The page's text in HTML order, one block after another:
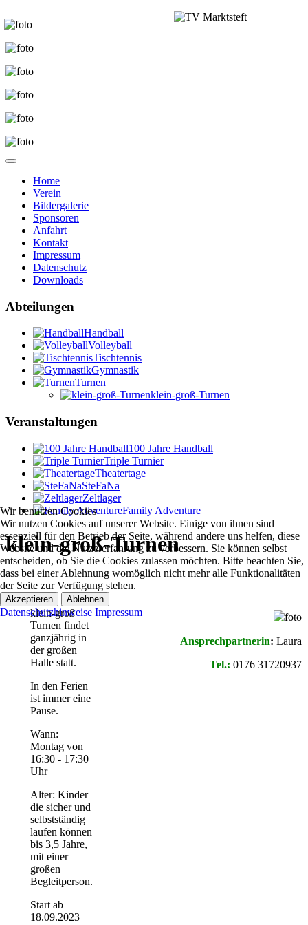
Home
Verein
Bildergalerie
Sponsoren
Anfahrt
Kontakt
Impressum
Datenschutz
Downloads
Abteilungen
Handball
Volleyball
Tischtennis
Gymnastik
Turnen
klein-groß-Turnen
Veranstaltungen
100 Jahre Handball
Triple Turnier
Theatertage
SteFaNa
Zeltlager
Family Adventure
klein-groß-Turnen
klein-groß
Turnen findet
ganzjährig in
der großen
Halle statt.
In den Ferien
ist immer eine
Pause.
Wann:
Montag von
16:30 - 17:30
Uhr
Alter: Kinder
die sicher und
selbstständig
laufen können
bis 3,5 Jahre,
mit einer
großen
Begleitperson.
Start ab
18.09.2023
Ansprechpartnerin: Laura
Tel.: 0176 31720937
Wir benutzen Cookies
Wir nutzen Cookies auf unserer Website. Einige von ihnen sind
essenziell für den Betrieb der Seite, während andere uns helfen, diese
Website und die Nutzererfahrung zu verbessern. Sie können selbst
entscheiden, ob Sie die Cookies zulassen möchten. Bitte beachten Sie,
dass bei einer Ablehnung womöglich nicht mehr alle Funktionalitäten
der Seite zur Verfügung stehen.
Akzeptieren Ablehnen
Datenschutzhinweise Impressum